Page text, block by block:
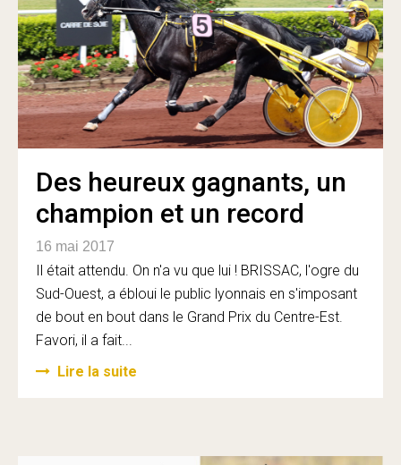
Des heureux gagnants, un
champion et un record
16 mai 2017
Il était attendu. On n'a vu que lui ! BRISSAC, l'ogre du
Sud-Ouest, a ébloui le public lyonnais en s'imposant
de bout en bout dans le Grand Prix du Centre-Est.
Favori, il a fait...
Lire la suite